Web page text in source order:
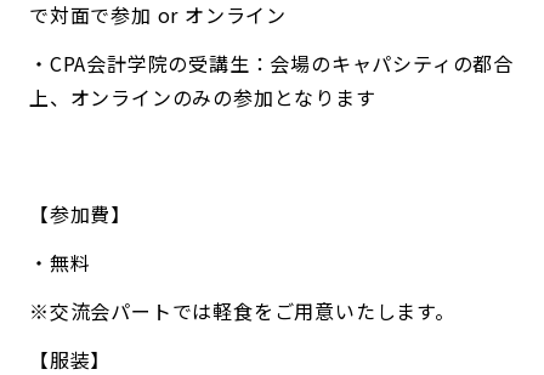
で対面で参加 or オンライン
・CPA会計学院の受講生：会場のキャパシティの都合
上、オンラインのみの参加となります
【参加費】
・無料
※交流会パートでは軽食をご用意いたします。
【服装】